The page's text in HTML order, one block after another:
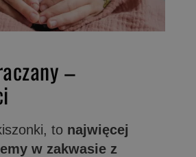
–
to najwięcej
w zakwasie z